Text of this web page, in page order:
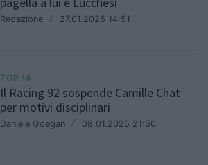
Redazione / 27.01.2025 14:51
TOP 14
Il Racing 92 sospende Camille Chat
per motivi disciplinari
Daniele Goegan / 08.01.2025 21:50